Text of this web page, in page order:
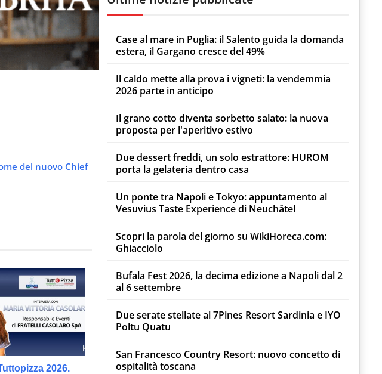
del nuovo Chief
2026.
Case al mare in Puglia: il Salento guida la domanda
estera, il Gargano cresce del 49%
Il caldo mette alla prova i vigneti: la vendemmia
2026 parte in anticipo
Il grano cotto diventa sorbetto salato: la nuova
proposta per l'aperitivo estivo
Due dessert freddi, un solo estrattore: HUROM
porta la gelateria dentro casa
Un ponte tra Napoli e Tokyo: appuntamento al
Vesuvius Taste Experience di Neuchâtel
Scopri la parola del giorno su WikiHoreca.com:
Ghiacciolo
Bufala Fest 2026, la decima edizione a Napoli dal 2
al 6 settembre
Due serate stellate al 7Pines Resort Sardinia e IYO
Poltu Quatu
San Francesco Country Resort: nuovo concetto di
ospitalità toscana